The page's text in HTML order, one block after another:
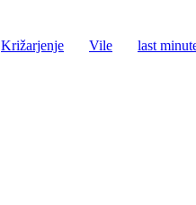
Križarjenje Vile
last